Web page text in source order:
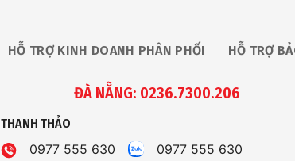
HỖ TRỢ KINH DOANH PHÂN PHỐI HỖ TRỢ
ĐÀ NẴNG: 0236.7300.206
THANH THẢO
0977 555 630
0977 555 630